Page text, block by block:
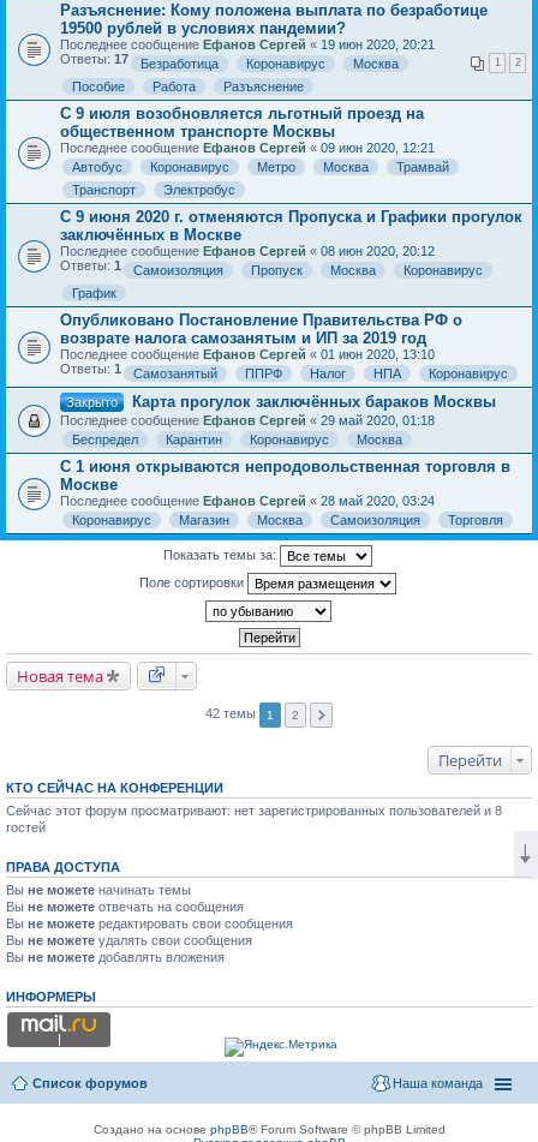
Разъяснение: Кому положена выплата по безработице
19500 рублей в условиях пандемии?
Последнее сообщение Ефанов Сергей « 19 июн 2020, 20:21
Ответы: 17 1 2
Безработица Коронавирус
Москва
Пособие
Работа Разъяснение
С 9 июля возобновляется льготный проезд на
общественном транспорте Москвы
Последнее сообщение Ефанов Сергей « 09 июн 2020, 12:21
Автобус
Коронавирус Метро Москва
Трамвай
Транспорт
Электробус
С 9 июня 2020 г. отменяются Пропуска и Графики прогулок
заключённых в Москве
Последнее сообщение Ефанов Сергей « 08 июн 2020, 20:12
Ответы: 1 Самоизоляция Пропуск Москва
Коронавирус
График
Опубликовано Постановление Правительства РФ о
возврате налога самозанятым и ИП за 2019 год
Последнее сообщение Ефанов Сергей « 01 июн 2020, 13:10
Ответы: 1 Самозанятый ППРФ Налог НПА
Коронавирус
Закрыто
Карта прогулок заключённых бараков Москвы
Последнее сообщение Ефанов Сергей « 29 май 2020, 01:18
Беспредел
Карантин Коронавирус Москва
С 1 июня открываются непродовольственная торговля в
Москве
Последнее сообщение Ефанов Сергей « 28 май 2020, 03:24
Коронавирус
Магазин Москва Самоизоляция Торговля
Показать темы за:
Поле сортировки
Новая тема
42 темы 1 2
Перейти
КТО СЕЙЧАС НА КОНФЕРЕНЦИИ
Сейчас этот форум просматривают: нет зарегистрированных пользователей и 8
гостей
ПРАВА ДОСТУПА
Вы не можете начинать темы
Вы не можете отвечать на сообщения
Вы не можете редактировать свои сообщения
Вы не можете удалять свои сообщения
Вы не можете добавлять вложения
ИНФОРМЕРЫ
Список форумов Наша команда
Создано на основе phpBB® Forum Software © phpBB Limited